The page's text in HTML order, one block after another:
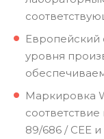
Европейский
уровня
Маркировка
89/686 / CEE